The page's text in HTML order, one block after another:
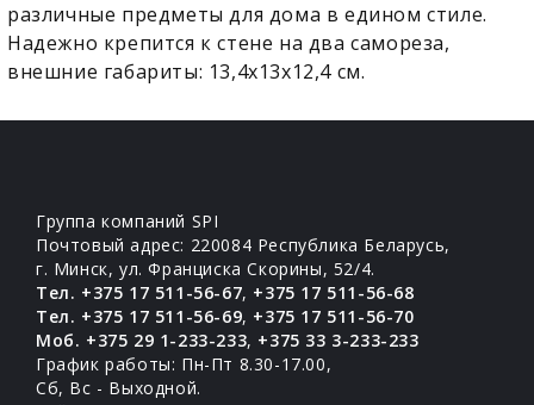
различные предметы для дома в едином стиле.
Надежно крепится к стене на два самореза,
внешние габариты: 13,4х13х12,4 см.
Группа компаний SPI
Почтовый адрес: 220084 Республика Беларусь,
г. Минск, ул. Франциска Скорины, 52/4.
Тел. +375 17 511-56-67, +375 17 511-56-68
Тел. +375 17 511-56-69, +375 17 511-56-70
Моб. +375 29 1-233-233, +375 33 3-233-233
График работы: Пн-Пт 8.30-17.00,
Сб, Вс - Выходной.